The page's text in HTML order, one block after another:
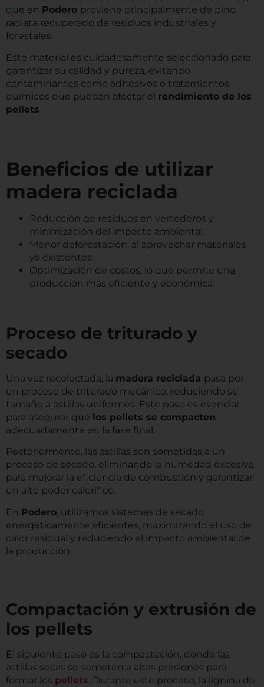
que en Podero proviene principalmente de pino
radiata recuperado de residuos industriales y
forestales.
Este material es cuidadosamente seleccionado para
garantizar su calidad y pureza, evitando
contaminantes como adhesivos o tratamientos
químicos que puedan afectar el rendimiento de los
pellets
Beneficios de utilizar
madera reciclada
Reducción de residuos en vertederos y
minimización del impacto ambiental.
Menor deforestación, al aprovechar materiales
ya existentes.
Optimización de costos, lo que permite una
producción más eficiente y económica.
Proceso de triturado y
secado
Una vez recolectada, la madera reciclada pasa por
un proceso de triturado mecánico, reduciendo su
tamaño a astillas uniformes. Este paso es esencial
para asegurar que los pellets se compacten
adecuadamente en la fase final.
Posteriormente, las astillas son sometidas a un
proceso de secado, eliminando la humedad excesiva
para mejorar la eficiencia de combustión y garantizar
un alto poder calorífico.
En Podero , utilizamos sistemas de secado
energéticamente eficientes, maximizando el uso de
calor residual y reduciendo el impacto ambiental de
la producción.
Compactación y extrusión de
los pellets
El siguiente paso es la compactación, donde las
astillas secas se someten a altas presiones para
formar los pellets. Durante este proceso, la lignina de